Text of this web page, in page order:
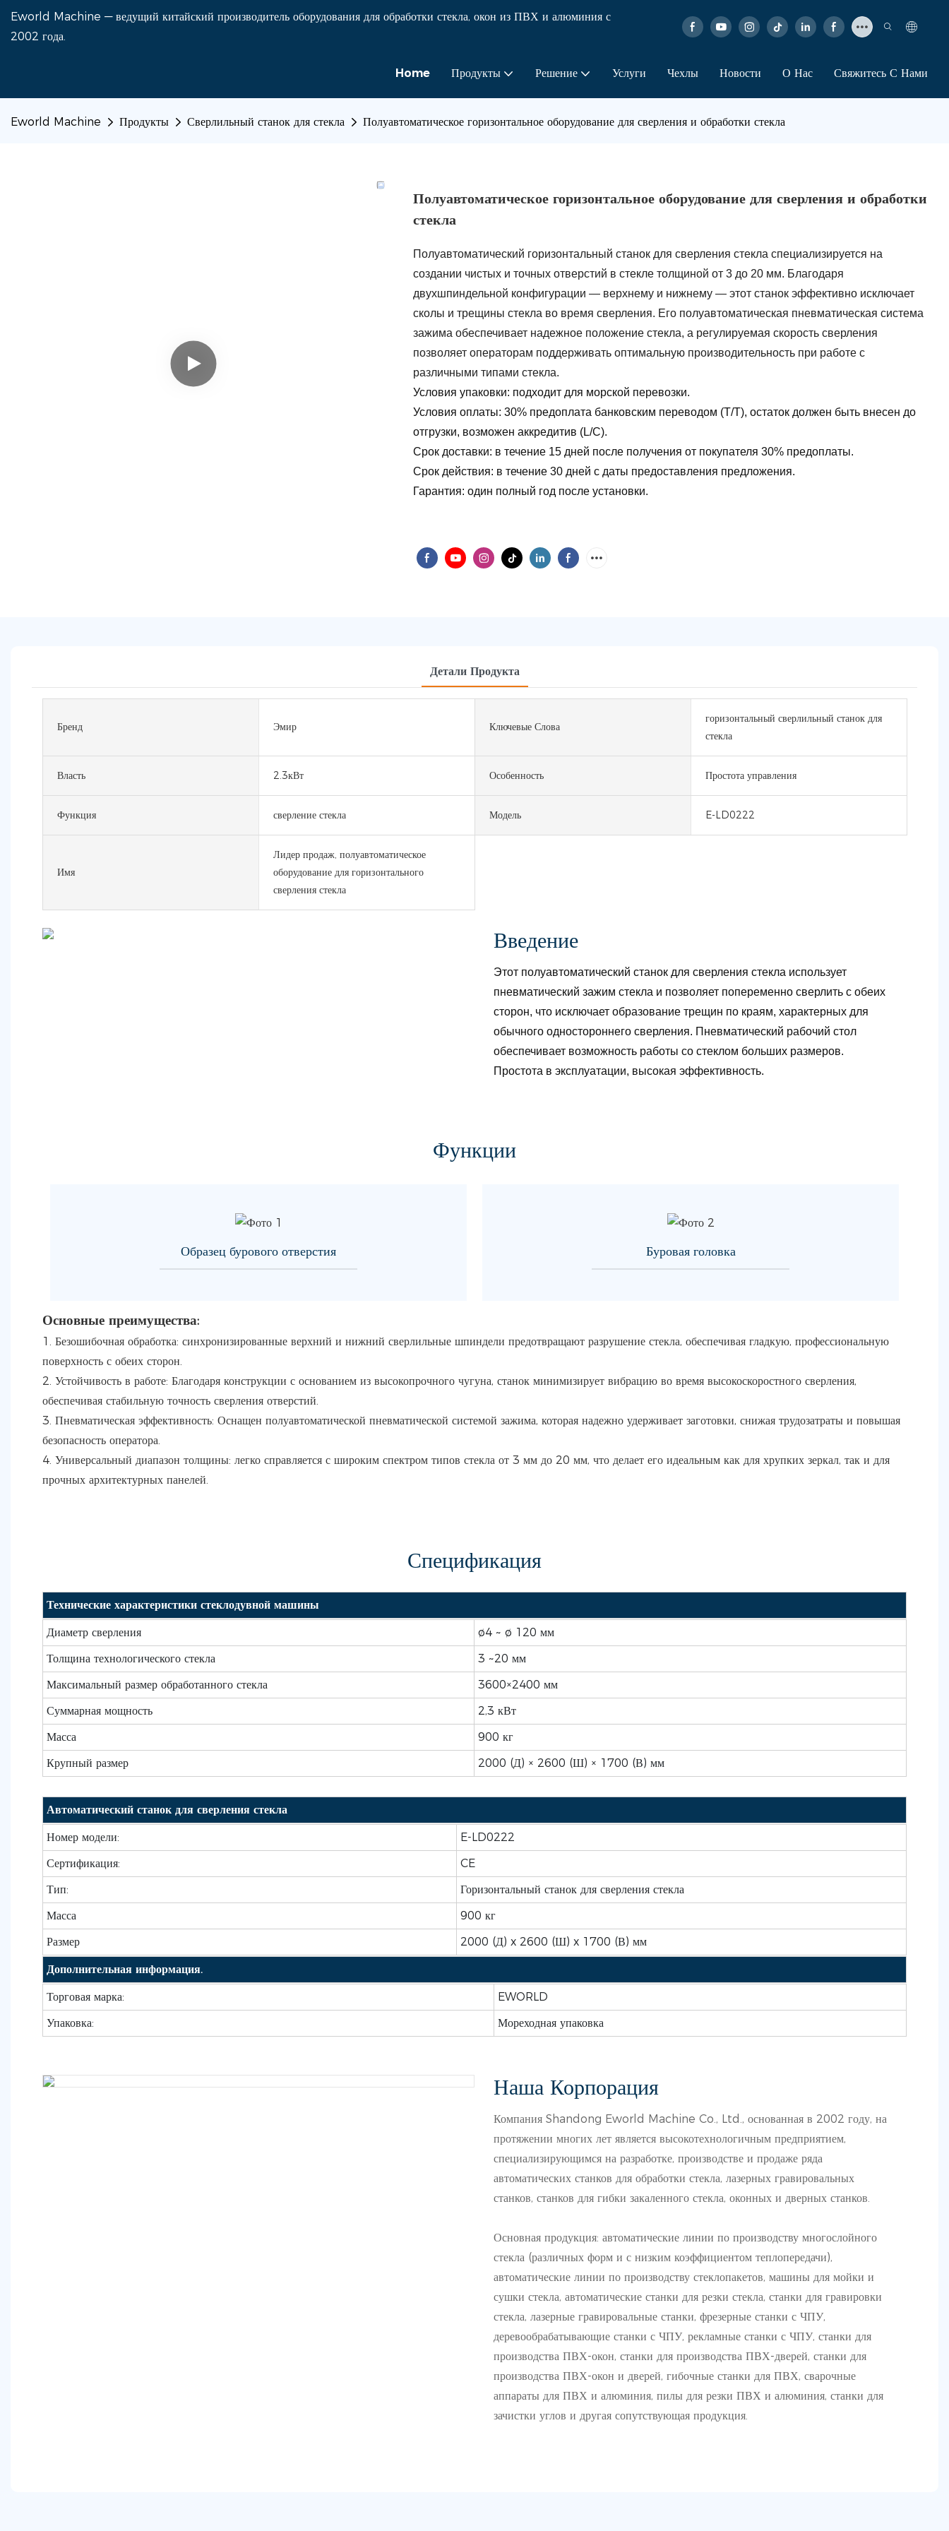
Eworld Machine — ведущий китайский производитель оборудования для обработки стекла, окон из ПВХ и алюминия с
2002 года.
Home Продукты Решение Услуги Чехлы Новости О Нас Свяжитесь С Нами
Eworld Machine Продукты Сверлильный станок для стекла Полуавтоматическое горизонтальное оборудование для сверления и обработки стекла
Полуавтоматическое горизонтальное оборудование для сверления и обработки
стекла
Полуавтоматический горизонтальный станок для сверления стекла специализируется на
создании чистых и точных отверстий в стекле толщиной от 3 до 20 мм. Благодаря
двухшпиндельной конфигурации — верхнему и нижнему — этот станок эффективно исключает
сколы и трещины стекла во время сверления. Его полуавтоматическая пневматическая система
зажима обеспечивает надежное положение стекла, а регулируемая скорость сверления
позволяет операторам поддерживать оптимальную производительность при работе с
различными типами стекла.
Условия упаковки: подходит для морской перевозки.
Условия оплаты: 30% предоплата банковским переводом (T/T), остаток должен быть внесен до
отгрузки, возможен аккредитив (L/C).
Срок доставки: в течение 15 дней после получения от покупателя 30% предоплаты.
Срок действия: в течение 30 дней с даты предоставления предложения.
Гарантия: один полный год после установки.
Детали Продукта
Бренд Эмир Ключевые Слова
горизонтальный сверлильный станок для
стекла
Власть 2.3кВт Особенность Простота управления
Функция сверление стекла Модель E-LD0222
Имя
Лидер продаж, полуавтоматическое
оборудование для горизонтального
сверления стекла
Введение
Этот полуавтоматический станок для сверления стекла использует
пневматический зажим стекла и позволяет попеременно сверлить с обеих
сторон, что исключает образование трещин по краям, характерных для
обычного одностороннего сверления. Пневматический рабочий стол
обеспечивает возможность работы со стеклом больших размеров.
Простота в эксплуатации, высокая эффективность.
Функции
Образец бурового отверстия Буровая головка
Основные преимущества:
1. Безошибочная обработка: синхронизированные верхний и нижний сверлильные шпиндели предотвращают разрушение стекла, обеспечивая гладкую, профессиональную
поверхность с обеих сторон.
2. Устойчивость в работе: Благодаря конструкции с основанием из высокопрочного чугуна, станок минимизирует вибрацию во время высокоскоростного сверления,
обеспечивая стабильную точность сверления отверстий.
3. Пневматическая эффективность: Оснащен полуавтоматической пневматической системой зажима, которая надежно удерживает заготовки, снижая трудозатраты и повышая
безопасность оператора.
4. Универсальный диапазон толщины: легко справляется с широким спектром типов стекла от 3 мм до 20 мм, что делает его идеальным как для хрупких зеркал, так и для
прочных архитектурных панелей.
Спецификация
Технические характеристики стеклодувной машины
Диаметр сверления
ø4 ~ ø 120 мм
Толщина технологического стекла
3 ~20 мм
Максимальный размер обработанного стекла
3600×2400 мм
Суммарная мощность
2,3 кВт
Масса
900 кг
Крупный размер
2000 (Д) × 2600 (Ш) × 1700 (В) мм
Автоматический станок для сверления стекла
Номер модели:
E-LD0222
Сертификация:
CE
Тип:
Горизонтальный станок для сверления стекла
Масса
900 кг
Размер
2000 (Д) x 2600 (Ш) x 1700 (В) мм
Дополнительная информация.
Торговая марка:
EWORLD
Упаковка:
Мореходная упаковка
Наша Корпорация
Компания Shandong Eworld Machine Co., Ltd., основанная в 2002 году, на
протяжении многих лет является высокотехнологичным предприятием,
специализирующимся на разработке, производстве и продаже ряда
автоматических станков для обработки стекла, лазерных гравировальных
станков, станков для гибки закаленного стекла, оконных и дверных станков.
Основная продукция: автоматические линии по производству многослойного
стекла (различных форм и с низким коэффициентом теплопередачи),
автоматические линии по производству стеклопакетов, машины для мойки и
сушки стекла, автоматические станки для резки стекла, станки для гравировки
стекла, лазерные гравировальные станки, фрезерные станки с ЧПУ,
деревообрабатывающие станки с ЧПУ, рекламные станки с ЧПУ, станки для
производства ПВХ-окон, станки для производства ПВХ-дверей, станки для
производства ПВХ-окон и дверей, гибочные станки для ПВХ, сварочные
аппараты для ПВХ и алюминия, пилы для резки ПВХ и алюминия, станки для
зачистки углов и другая сопутствующая продукция.